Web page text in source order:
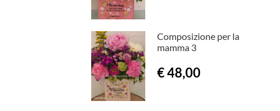
Composizione per la
mamma 3
€ 48,00